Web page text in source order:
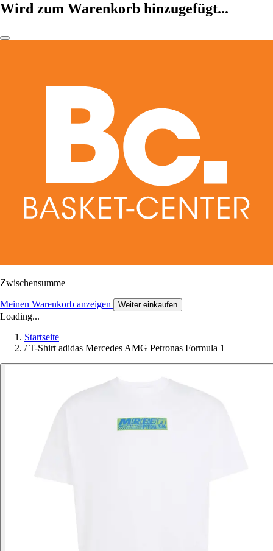
Wird zum Warenkorb hinzugefügt...
Zwischensumme
Meinen Warenkorb anzeigen Weiter einkaufen
Loading...
Startseite
/ T-Shirt adidas Mercedes AMG Petronas Formula 1